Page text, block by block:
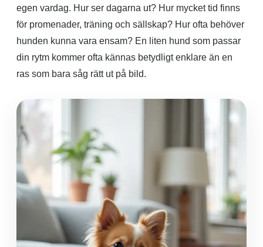
egen vardag. Hur ser dagarna ut? Hur mycket tid finns
för promenader, träning och sällskap? Hur ofta behöver
hunden kunna vara ensam? En liten hund som passar
din rytm kommer ofta kännas betydligt enklare än en
ras som bara såg rätt ut på bild.